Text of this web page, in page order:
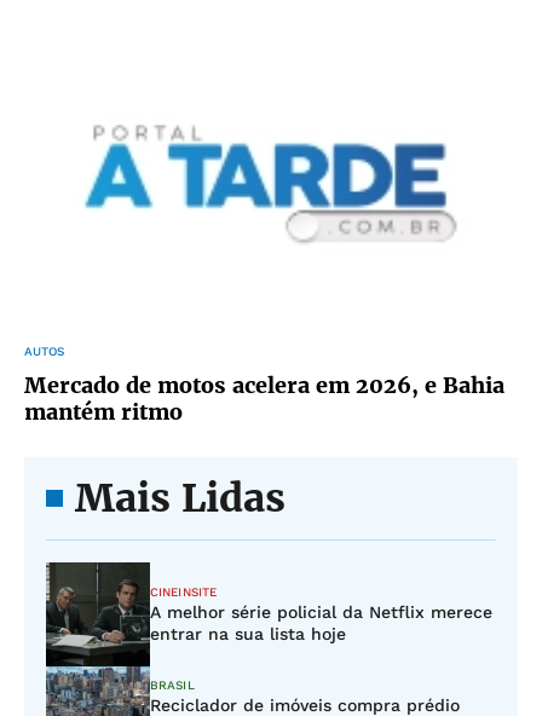
AUTOS
Mercado de motos acelera em 2026, e Bahia
mantém ritmo
Mais Lidas
CINEINSITE
A melhor série policial da Netflix merece
entrar na sua lista hoje
BRASIL
Reciclador de imóveis compra prédio